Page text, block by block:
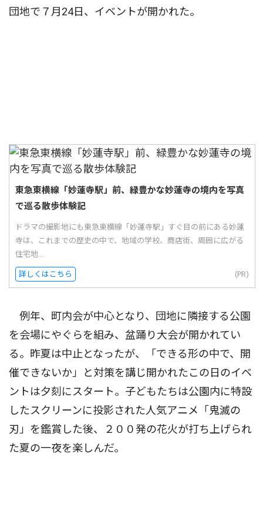
団地で７月24日、イベントが開かれた。
東急東横線「妙蓮寺駅」前、緑豊かな妙蓮寺の境内を写真
で巡る散歩体験記
ドラマの撮影地にも東急東横線「妙蓮寺駅」すぐ目の前にある妙蓮
寺は、これまでの歴史の中で、地域の学校、商店街、周囲に広がる
住宅地...
詳しくはこちら (PR)
例年、町内会が中心となり、団地に隣接する公園
を会場にやぐらを組み、盆踊り大会が開かれてい
る。昨夏は中止となったが、「できる形の中で、開
催できないか」と対策を講じ開かれたこの日のイベ
ントは夕刻にスタート。子どもたちは公園内に特設
したスクリーンに投影された人気アニメ「鬼滅の
刃」を鑑賞した後、２００発の花火が打ち上げられ
た夏の一夜を楽しんだ。